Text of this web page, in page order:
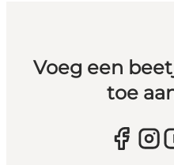
Voeg een
toe